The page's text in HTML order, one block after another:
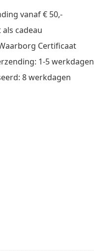
vanaf € 50,-
cadeau
Certificaat
1-5 werkdagen
8 werkdagen